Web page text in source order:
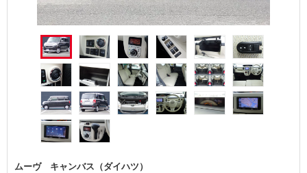
ムーヴ キャンバス（ダイハツ）